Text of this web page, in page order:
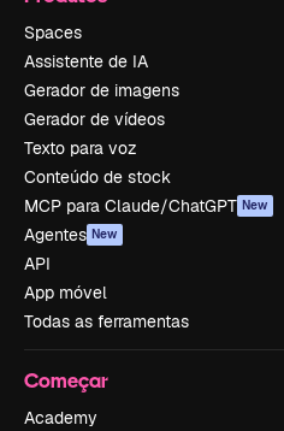
Spaces
Assistente de IA
Gerador de imagens
Gerador de vídeos
Texto para voz
Conteúdo de stock
MCP para Claude/ChatGPT New
Agentes New
API
App móvel
Todas as ferramentas
Começar
Academy